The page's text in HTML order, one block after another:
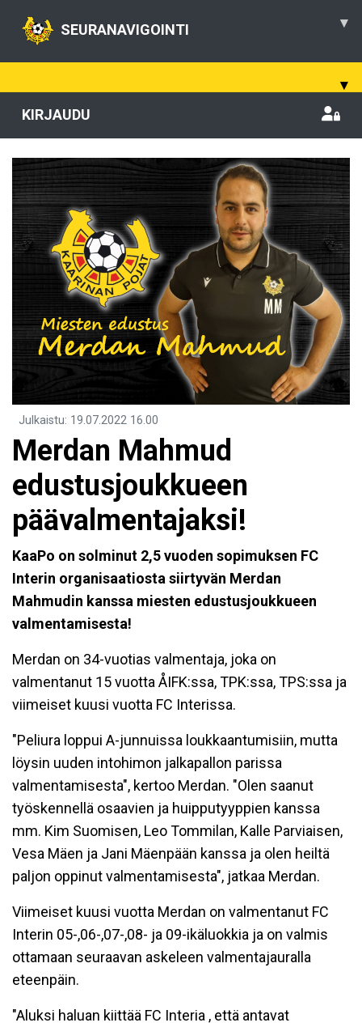
SEURANAVIGOINTI ▾
▾
KIRJAUDU
Julkaistu: 19.07.2022 16.00
Merdan Mahmud
edustusjoukkueen
päävalmentajaksi!
KaaPo on solminut 2,5 vuoden sopimuksen FC
Interin organisaatiosta siirtyvän Merdan
Mahmudin kanssa miesten edustusjoukkueen
valmentamisesta!
Merdan on 34-vuotias valmentaja, joka on
valmentanut 15 vuotta ÅIFK:ssa, TPK:ssa, TPS:ssa ja
viimeiset kuusi vuotta FC Interissa.
"Peliura loppui A-junnuissa loukkaantumisiin, mutta
löysin uuden intohimon jalkapallon parissa
valmentamisesta", kertoo Merdan. "Olen saanut
työskennellä osaavien ja huipputyyppien kanssa
mm. Kim Suomisen, Leo Tommilan, Kalle Parviaisen,
Vesa Mäen ja Jani Mäenpään kanssa ja olen heiltä
paljon oppinut valmentamisesta", jatkaa Merdan.
Viimeiset kuusi vuotta Merdan on valmentanut FC
Interin 05-,06-,07-,08- ja 09-ikäluokkia ja on valmis
ottamaan seuraavan askeleen valmentajauralla
eteenpäin.
"Aluksi haluan kiittää FC Interia , että antavat